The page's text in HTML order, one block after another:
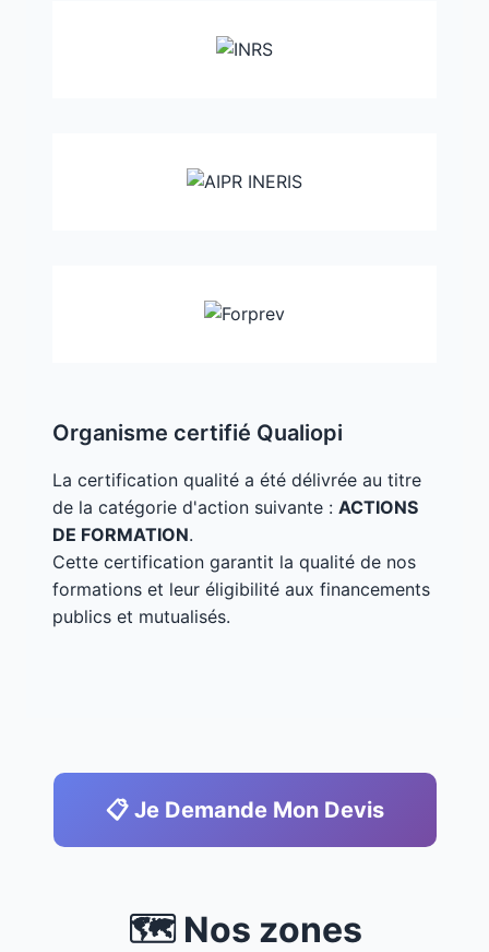
Organisme certifié Qualiopi
La certification qualité a été délivrée au titre
de la catégorie d'action suivante : ACTIONS
DE FORMATION.
Cette certification garantit la qualité de nos
formations et leur éligibilité aux financements
publics et mutualisés.
📋 Je Demande Mon Devis
🗺️ Nos zones